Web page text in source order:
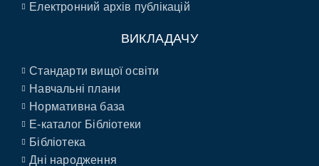
Електронний архів публікацій
ВИКЛАДАЧУ
Стандарти вищої освіти
Навчальні плани
Нормативна база
E-каталог Бібліотеки
Бібліотека
Дні народження